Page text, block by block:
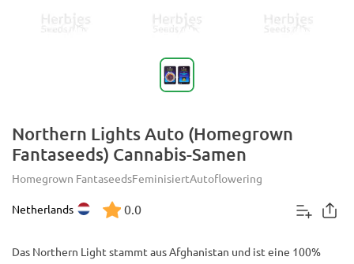
Northern Lights Auto (Homegrown
Fantaseeds) Cannabis-Samen
Homegrown FantaseedsFeminisiertAutoflowering
Netherlands 0.0
Das Northern Light stammt aus Afghanistan und ist eine 100%